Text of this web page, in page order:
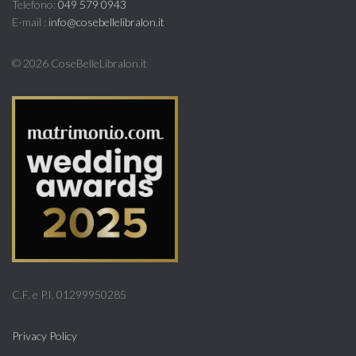
Telefono: 049 579 0943
E-mail : info@cosebellelibralon.it
© 2026 CoseBelleLibralon.it
C.F. e P.I. 01299950285
Privacy Policy